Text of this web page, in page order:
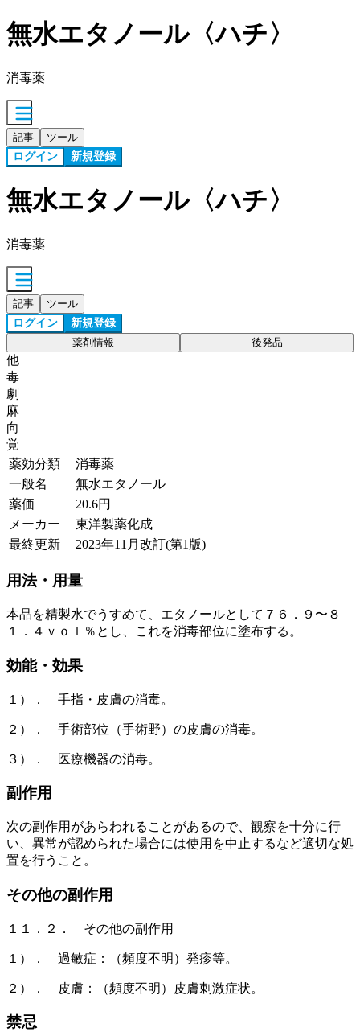
無水エタノール〈ハチ〉
消毒薬
記事 ツール
ログイン 新規登録
無水エタノール〈ハチ〉
消毒薬
記事 ツール
ログイン 新規登録
薬剤情報 後発品
他
毒
劇
麻
向
覚
薬効分類
消毒薬
一般名
無水エタノール
薬価
20.6円
メーカー
東洋製薬化成
最終更新
2023年11月改訂(第1版)
用法・用量
本品を精製水でうすめて、エタノールとして７６．９〜８
１．４ｖｏｌ％とし、これを消毒部位に塗布する。
効能・効果
１）． 手指・皮膚の消毒。
２）． 手術部位（手術野）の皮膚の消毒。
３）． 医療機器の消毒。
副作用
次の副作用があらわれることがあるので、観察を十分に行
い、異常が認められた場合には使用を中止するなど適切な処
置を行うこと。
その他の副作用
１１．２． その他の副作用
１）． 過敏症：（頻度不明）発疹等。
２）． 皮膚：（頻度不明）皮膚刺激症状。
禁忌